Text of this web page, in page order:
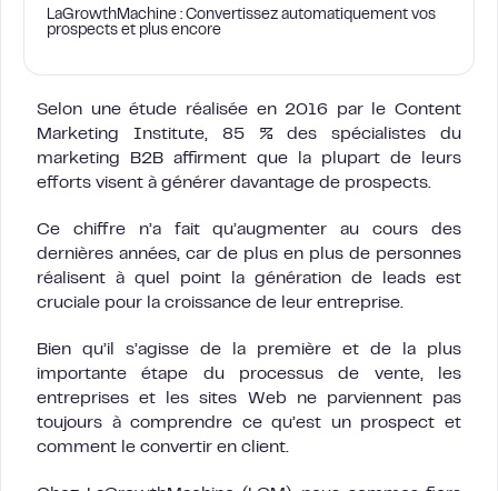
LaGrowthMachine : Convertissez automatiquement vos
prospects et plus encore
Selon une étude réalisée en 2016 par le Content
Marketing Institute, 85 % des spécialistes du
marketing B2B affirment que la plupart de leurs
efforts visent à générer davantage de prospects.
Ce chiffre n’a fait qu’augmenter au cours des
dernières années, car de plus en plus de personnes
réalisent à quel point la génération de leads est
cruciale pour la croissance de leur entreprise.
Bien qu’il s’agisse de la première et de la plus
importante étape du processus de vente, les
entreprises et les sites Web ne parviennent pas
toujours à comprendre ce qu’est un prospect et
comment le convertir en client.